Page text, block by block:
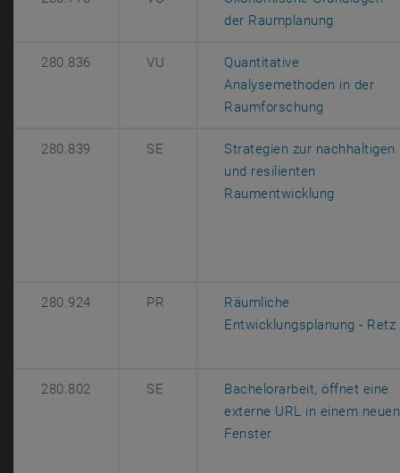
der Raumplanung
280.836 VU
Quantitative
Analysemethoden in der
Raumforschung
280.839 SE
Strategien zur nachhaltigen
und resilienten
Raumentwicklung
280.924 PR
Räumliche
Entwicklungsplanung - Retz
280.802 SE
Bachelorarbeit, öffnet eine
externe URL in einem neuen
Fenster, öffnet eine